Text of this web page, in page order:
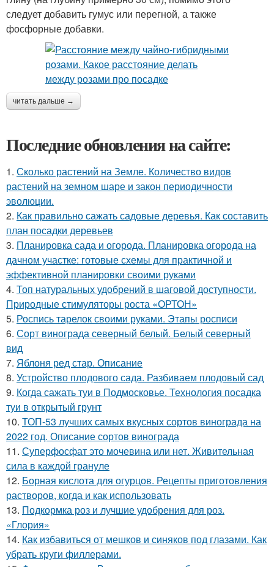
следует добавить гумус или перегной, а также
фосфорные добавки.
читать дальше →
Последние обновления на сайте:
1. Сколько растений на Земле. Количество видов
растений на земном шаре и закон периодичности
эволюции.
2. Как правильно сажать садовые деревья. Как составить
план посадки деревьев
3. Планировка сада и огорода. Планировка огорода на
дачном участке: готовые схемы для практичной и
эффективной планировки своими руками
4. Топ натуральных удобрений в шаговой доступности.
Природные стимуляторы роста «ОРТОН»
5. Роспись тарелок своими руками. Этапы росписи
6. Сорт винограда северный белый. Белый северный
вид
7. Яблоня ред стар. Описание
8. Устройство плодового сада. Разбиваем плодовый сад
9. Когда сажать туи в Подмосковье. Технология посадка
туи в открытый грунт
10. ТОП-53 лучших самых вкусных сортов винограда на
2022 год. Описание сортов винограда
11. Суперфосфат это мочевина или нет. Живительная
сила в каждой грануле
12. Борная кислота для огурцов. Рецепты приготовления
растворов, когда и как использовать
13. Подкормка роз и лучшие удобрения для роз.
«Глория»
14. Как избавиться от мешков и синяков под глазами. Как
убрать круги филлерами.